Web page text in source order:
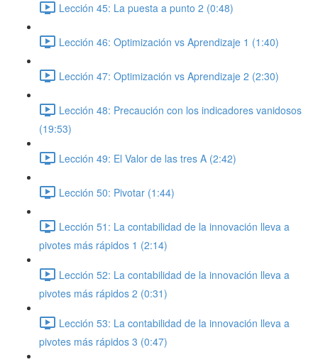
Lección 45: La puesta a punto 2 (0:48)
Lección 46: Optimización vs Aprendizaje 1 (1:40)
Lección 47: Optimización vs Aprendizaje 2 (2:30)
Lección 48: Precaución con los indicadores vanidosos
(19:53)
Lección 49: El Valor de las tres A (2:42)
Lección 50: Pivotar (1:44)
Lección 51: La contabilidad de la innovación lleva a
pivotes más rápidos 1 (2:14)
Lección 52: La contabilidad de la innovación lleva a
pivotes más rápidos 2 (0:31)
Lección 53: La contabilidad de la innovación lleva a
pivotes más rápidos 3 (0:47)